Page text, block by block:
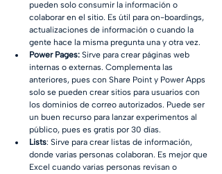
pueden solo consumir la información o
colaborar en el sitio. Es útil para on-boardings,
actualizaciones de información o cuando la
gente hace la misma pregunta una y otra vez.
Power Pages: Sirve para crear páginas web
internas o externas. Complementa las
anteriores, pues con Share Point y Power Apps
solo se pueden crear sitios para usuarios con
los dominios de correo autorizados. Puede ser
un buen recurso para lanzar experimentos al
público, pues es gratis por 30 días.
Lists: Sirve para crear listas de información,
donde varias personas colaboran. Es mejor que
Excel cuando varias personas revisan o